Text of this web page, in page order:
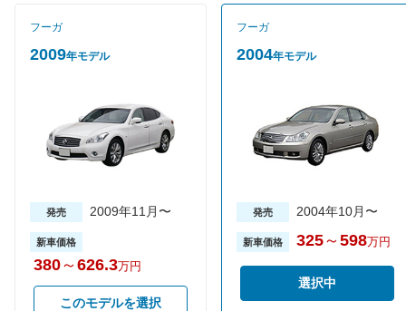
タイヤサイズ
225/55R17 95V
WLTCモード(市
- -
WLTCモード(郊
-
WLTCモード(高
速道路)
- -
JC08モード -
1015モード 11.2km/L 9.2km/L 8.6km/L
60km定地 -
フーガ
2009年モデル
発売 2009年11月〜
新車価格
380～ 626.3万円
このモデルを選択
フーガ
2004年モデル
発売 2004年10月〜
新車価格 325～ 598万円
選択中